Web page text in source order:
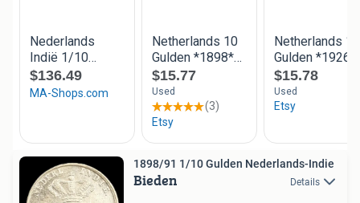
1898/91 1/10 Gulden Nederlands-Indie
Bieden Details